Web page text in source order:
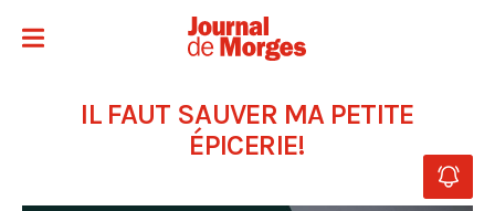
IL FAUT SAUVER MA PETITE
ÉPICERIE!